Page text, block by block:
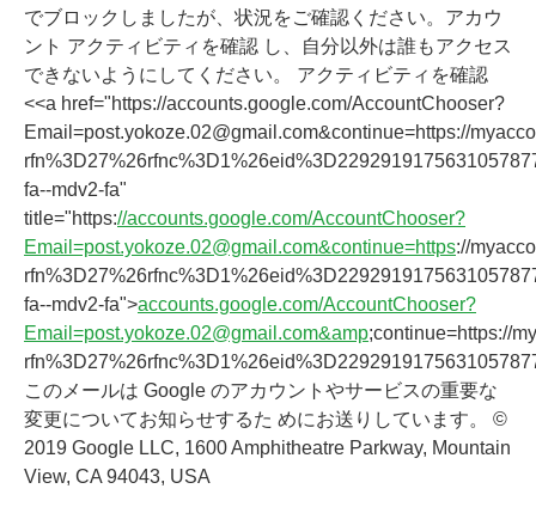
でブロックしましたが、状況をご確認ください。アカウ
ント アクティビティを確認 し、自分以外は誰もアクセス
できないようにしてください。 アクティビティを確認
<<a href="https://accounts.google.com/AccountChooser?
Email=post.yokoze.02@gmail.com&continue=https://
fa--mdv2-fa"
title="https://accounts.google.com/AccountChooser?
Email=post.yokoze.02@gmail.com&continue=https://
fa--mdv2-fa">accounts.google.com/AccountChooser?
Email=post.yokoze.02@gmail.com&amp;continue=https://
このメールは Google のアカウントやサービスの重要な
変更についてお知らせするた めにお送りしています。 ©
2019 Google LLC, 1600 Amphitheatre Parkway, Mountain
View, CA 94043, USA